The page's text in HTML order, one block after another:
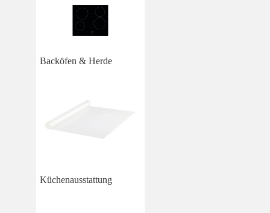
Backöfen & Herde
Küchenausstattung